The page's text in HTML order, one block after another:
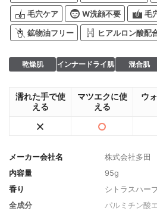
毛穴ケア W洗顔不要 毛
鉱物油フリー ヒアルロン酸配
乾燥肌 インナードライ肌 混合肌
濡れた手で使
える
マツエクに使
える
ウ
メーカー会社名
株式会社多田
内容量
95g
香り
シトラスハー
全成分
パルミチン酸